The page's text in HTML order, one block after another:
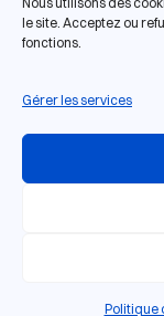
le site. Acceptez ou
fonctions.
Gérer les services
Politique